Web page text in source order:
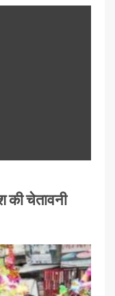
की चेतावनी